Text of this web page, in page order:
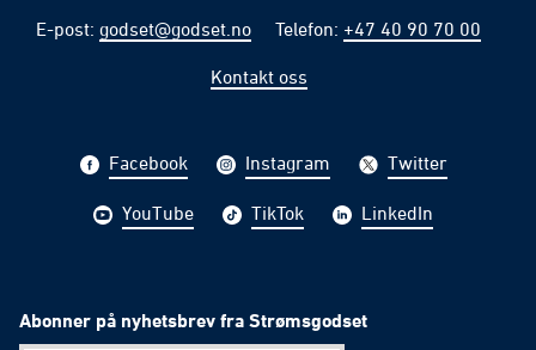
E-post: godset@godset.no Telefon: +47 40 90 70 00
Kontakt oss
Facebook Instagram Twitter
YouTube TikTok LinkedIn
Abonner på nyhetsbrev fra Strømsgodset